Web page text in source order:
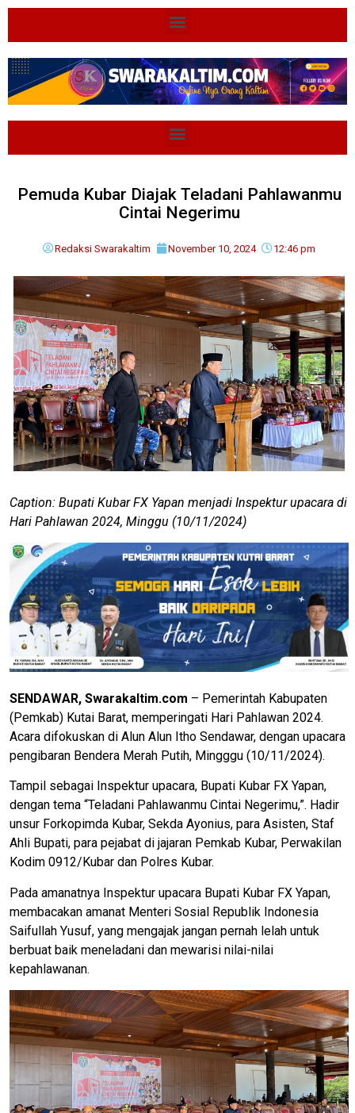
Pemuda Kubar Diajak Teladani Pahlawanmu
Cintai Negerimu
Redaksi Swarakaltim November 10, 2024 12:46 pm
Caption: Bupati Kubar FX Yapan menjadi Inspektur upacara di
Hari Pahlawan 2024, Minggu (10/11/2024)
SENDAWAR, Swarakaltim.com – Pemerintah Kabupaten
(Pemkab) Kutai Barat, memperingati Hari Pahlawan 2024.
Acara difokuskan di Alun Alun Itho Sendawar, dengan upacara
pengibaran Bendera Merah Putih, Mingggu (10/11/2024).
Tampil sebagai Inspektur upacara, Bupati Kubar FX Yapan,
dengan tema “Teladani Pahlawanmu Cintai Negerimu,”. Hadir
unsur Forkopimda Kubar, Sekda Ayonius, para Asisten, Staf
Ahli Bupati, para pejabat di jajaran Pemkab Kubar, Perwakilan
Kodim 0912/Kubar dan Polres Kubar.
Pada amanatnya Inspektur upacara Bupati Kubar FX Yapan,
membacakan amanat Menteri Sosial Republik Indonesia
Saifullah Yusuf, yang mengajak jangan pernah lelah untuk
berbuat baik meneladani dan mewarisi nilai-nilai
kepahlawanan.